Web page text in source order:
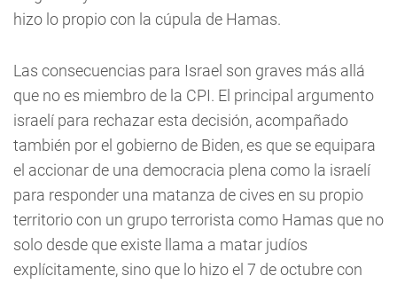
hizo lo propio con la cúpula de Hamas.
Las consecuencias para Israel son graves más allá
que no es miembro de la CPI. El principal argumento
israelí para rechazar esta decisión, acompañado
también por el gobierno de Biden, es que se equipara
el accionar de una democracia plena como la israelí
para responder una matanza de cives en su propio
territorio con un grupo terrorista como Hamas que no
solo desde que existe llama a matar judíos
explícitamente, sino que lo hizo el 7 de octubre con